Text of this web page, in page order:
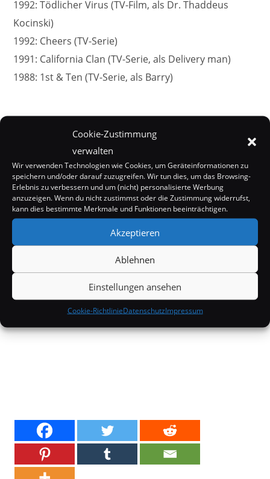
Cookie-Zustimmung
verwalten
Wir verwenden Technologien wie Cookies, um Geräteinformationen zu
speichern und/oder darauf zuzugreifen. Wir tun dies, um das Browsing-
Erlebnis zu verbessern und um (nicht) personalisierte Werbung
anzuzeigen. Wenn du nicht zustimmst oder die Zustimmung widerrufst,
kann dies bestimmte Merkmale und Funktionen beeinträchtigen.
Akzeptieren
Ablehnen
Einstellungen ansehen
Cookie-RichtlinieDatenschutzImpressum
1992: Tödlicher Virus (TV-Film, als Dr. Thaddeus
Kocinski)
1992: Cheers (TV-Serie)
1991: California Clan (TV-Serie, als Delivery man)
1988: 1st & Ten (TV-Serie, als Barry)